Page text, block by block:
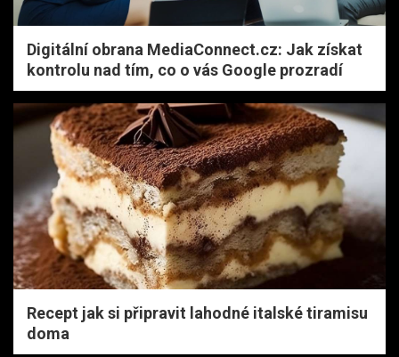
Digitální obrana MediaConnect.cz: Jak získat
kontrolu nad tím, co o vás Google prozradí
Recept jak si připravit lahodné italské tiramisu
doma